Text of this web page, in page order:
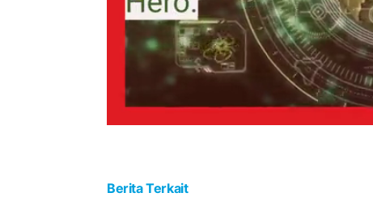
Berita Terkait